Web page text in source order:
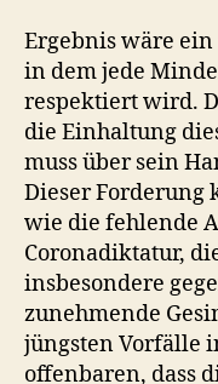
Ergebnis wäre ein
in dem jede
respektiert wird.
die Einhaltung
muss über sein
Dieser Forderung
wie die fehlende
Coronadiktatur,
insbesondere
zunehmende
jüngsten Vorfälle
offenbaren, dass